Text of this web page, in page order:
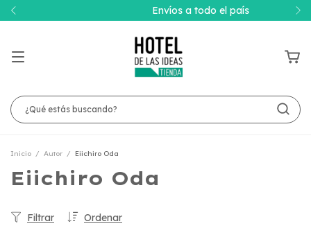
Envíos a todo el país
Inicio / Autor / Eiichiro Oda
Eiichiro Oda
Ordenar
Filtrar